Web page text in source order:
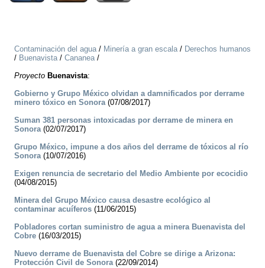
Contaminación del agua/ Minería a gran escala/ Derechos humanos
/ Buenavista/ Cananea/
Proyecto Buenavista:
Gobierno y Grupo México olvidan a damnificados por derrame
minero tóxico en Sonora(07/08/2017)
Suman 381 personas intoxicadas por derrame de minera en
Sonora(02/07/2017)
Grupo México, impune a dos años del derrame de tóxicos al río
Sonora(10/07/2016)
Exigen renuncia de secretario del Medio Ambiente por ecocidio
(04/08/2015)
Minera del Grupo México causa desastre ecológico al
contaminar acuíferos (11/06/2015)
Pobladores cortan suministro de agua a minera Buenavista del
Cobre (16/03/2015)
Nuevo derrame de Buenavista del Cobre se dirige a Arizona:
Protección Civil de Sonora(22/09/2014)